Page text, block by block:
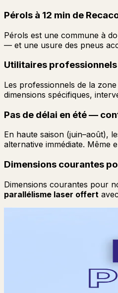
Pérols à 12 min de
Pérols est une commune à
— et une usure des pneus
Utilitaires professionnels
Les professionnels de la
dimensions spécifiques,
Pas de délai en été —
En haute saison (juin–août),
alternative immédiate. Même
Dimensions courantes
Dimensions courantes pour
parallélisme laser offert